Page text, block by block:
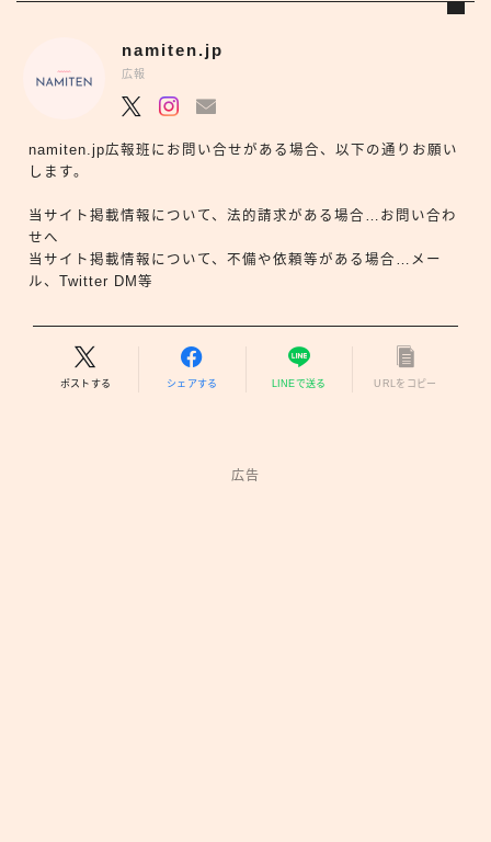
namiten.jp
広報
namiten.jp広報班にお問い合せがある場合、以下の通りお願い
します。
当サイト掲載情報について、法的請求がある場合…お問い合わ
せへ
当サイト掲載情報について、不備や依頼等がある場合…メー
ル、Twitter DM等
ポストする シェアする LINEで送る URLをコピー
広告